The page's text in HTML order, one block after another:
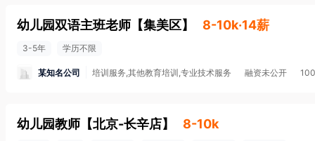
幼儿园双语主班老师 【集美区】 8-10k·14薪
3-5年 学历不限
某知名公司 培训服务,其他教育培训,专业技术服务 融资未公开
幼儿园教师 【北京-长辛店】 8-10k